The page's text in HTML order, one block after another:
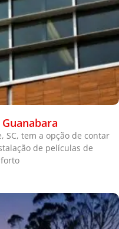
SC, tem a opção de contar
de películas de